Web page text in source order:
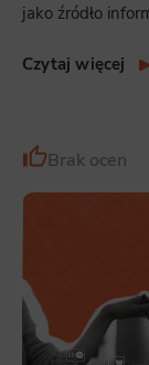
jako źródło
Czytaj więcej
Brak ocen